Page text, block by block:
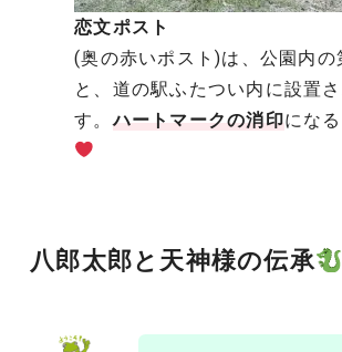
恋文ポスト
(奥の赤いポスト)は、公園内の
と、道の駅ふたつい内に設置
す。ハートマークの消印にな
八郎太郎と天神様の伝承